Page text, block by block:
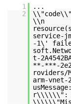
1
...
2
\\n
service-
-1\'
t-
**-***-
roviders/
arm-vnet-
r\\\\\\":